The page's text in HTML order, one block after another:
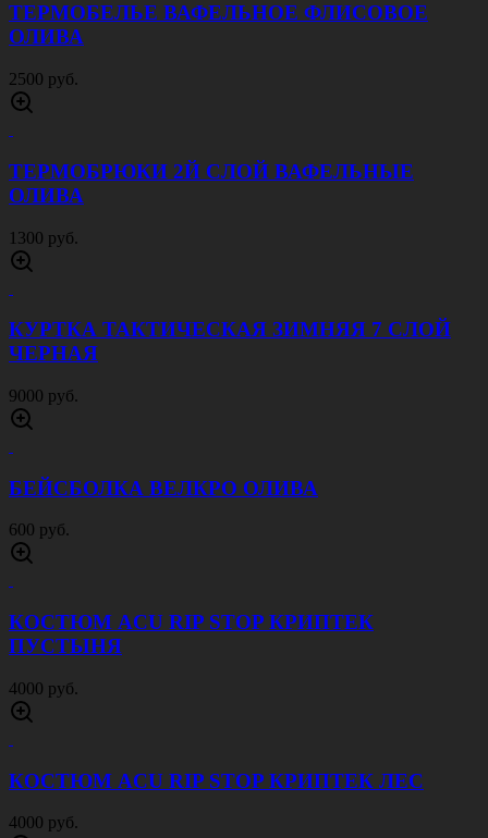
ТЕРМОБЕЛЬЕ ВАФЕЛЬНОЕ ФЛИСОВОЕ
ОЛИВА
2500 руб.
ТЕРМОБРЮКИ 2Й СЛОЙ ВАФЕЛЬНЫЕ
ОЛИВА
1300 руб.
КУРТКА ТАКТИЧЕСКАЯ ЗИМНЯЯ 7 СЛОЙ
ЧЕРНАЯ
9000 руб.
БЕЙСБОЛКА ВЕЛКРО ОЛИВА
600 руб.
КОСТЮМ ACU RIP STOP КРИПТЕК
ПУСТЫНЯ
4000 руб.
КОСТЮМ ACU RIP STOP КРИПТЕК ЛЕС
4000 руб.